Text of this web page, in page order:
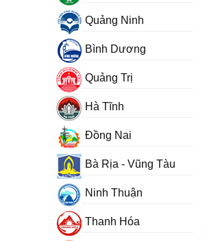
Quảng Ninh
Bình Dương
Quảng Trị
Hà Tĩnh
Đồng Nai
Bà Rịa - Vũng Tàu
Ninh Thuận
Thanh Hóa